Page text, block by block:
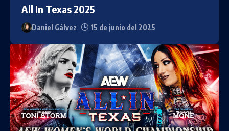
All In Texas 2025
Daniel Gálvez 15 de junio del 2025